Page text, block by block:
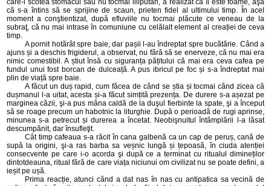
care-l scotea stomacul său nu tocmai liliputan, a realizat că îi este foame, aşa
că s-a întins să se sprijine de scaun, prieten fidel al ultimului timp. În acel
moment a conştientizat, după efluviile nu tocmai plăcute ce veneau de la
subraţ, că nu mai intrase în comuniune cu celălalt element al creației de ceva
timp.
A pornit hotărât spre baie, dar pașii l-au îndreptat spre bucătărie. Când a
ajuns și a deschis frigiderul, a observat, nu fără să se enerveze, că nu mai era
nimic comestibil. A știut însă cu siguranța pățitului că mai era ceva cafea pe
fundul unui fost borcan de dulceață. A pus ibricul pe foc și s-a îndreptat mai
plin de viață spre baie.
A făcut un duș rapid, cum făcea de când se știa și tocmai când zicea că
dușmanul l-a uitat, acesta și-a făcut simțită prezența. De durere s-a așezat pe
marginea căzii, şi-a pus mâna caldă de la duşul fierbinte la spate, şi a început
să se roage precum un habotnic la liturghie. După o perioadă de rugi aprinse,
minunea s-a petrecut și durerea a încetat. Neobişnuitul întâmplării l-a lăsat
descumpănit, dar însufleţit.
Cât timp cafeaua s-a răcit în cana galbenă ca un cap de peruș, cană de
supă la origini, şi-a ras barba sa veșnic lungă și țepoasă, în ciuda atenției
consecvente pe care i-o acorda şi după ce a terminat cu ritualul dimineților
dintotdeauna, ritual fără de care viața niciunui om civilizat nu se poate defini, a
ieșit pe ușă.
Prima reacție, atunci când a dat nas în nas cu antipatica sa vecină de